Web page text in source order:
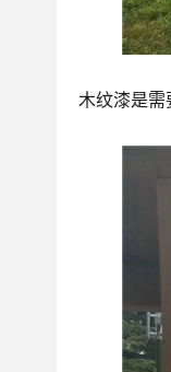
木纹漆是需